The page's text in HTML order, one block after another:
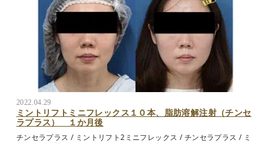
2022.04.29
ミントリフトミニフレックス１０本、脂肪溶解注射（チンセ
ラプラス） １か月後
チンセラプラス / ミントリフト2ミニフレックス /チンセラプラス / ミ